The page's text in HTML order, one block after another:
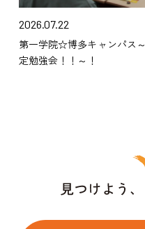
2026.07.22
第一学院☆博多キャンパス
定勉強会！！～！